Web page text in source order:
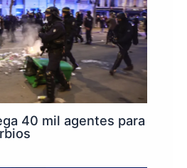
40 mil agentes para